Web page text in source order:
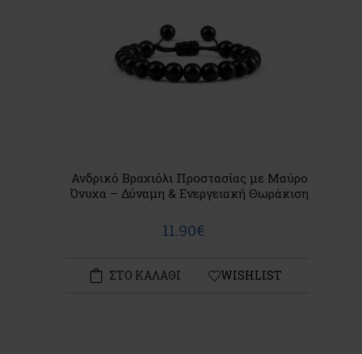
Ανδρικό Βραχιόλι Προστασίας με Μαύρο
Όνυχα – Δύναμη & Ενεργειακή Θωράκιση
11.90€
ΣΤΟ ΚΑΛΑΘΙ WISHLIST